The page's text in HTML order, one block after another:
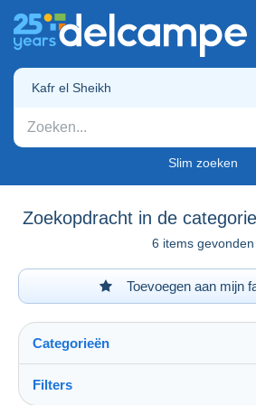
Kafr el Sheikh
Slim zoeken
Zoekopdracht in de categorie
6 items gevonden
Toevoegen aan mijn
Categorieën
Filters